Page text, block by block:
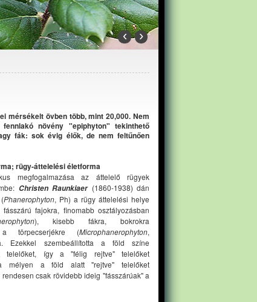
‹ ›
mérsékelt övben több, mint 20,000. Nem
növény "epiphyton" tekinthető
fák: sok évig élők, de nem feltűnően
rügy-áttelelési életforma
megfogalmazása az áttelelő rügyek
Christen Raunkiaer(1860-1938) dán
Phanerophyton, Ph) a rügy áttelelési helye
fajokra, finomabb osztályozásban
), kisebb fákra, bokrokra
(Microphanerophyton,
Ezekkel szembeállította a föld színe
telelőket, így a "félig rejtve" telelőket
mélyen a föld alatt "rejtve" telelőket
csak rövidebb ideig "fásszárúak" a